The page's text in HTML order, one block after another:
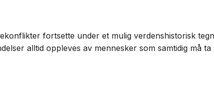
fortsette under et mulig verdenshistorisk
alltid oppleves av mennesker som samtidig må ta